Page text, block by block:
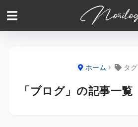
ホーム タグ
「ブログ」の記事一覧